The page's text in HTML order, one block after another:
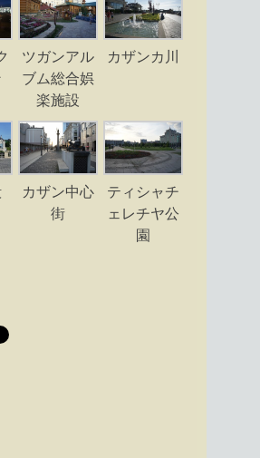
ツガンアル
ブム総合娯
楽施設
カザンカ川
カザン中心
街
ティシャチ
ェレチヤ公
園